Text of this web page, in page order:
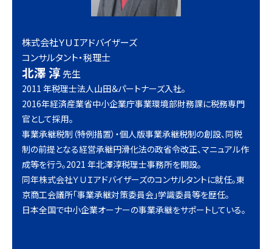
株式会社ＹＵＩアドバイザーズ
コンサルタント・税理士
北澤 淳 先生
2011 年税理士法人山田＆パートナーズ入社。
2016年経済産業省中小企業庁事業環境部財務課に税務専門
官として採用。
事業承継税制（特例措置）・個人版事業承継税制の創設、同税
制の前提となる経営承継円滑化法の政省令改正、マニュアル作
成等を行う。2021 年北澤淳税理士事務所を開設。
同年株式会社ＹＵＩアドバイザーズのコンサルタントに就任。東
京商工会議所「事業承継対策委員会」学識委員等を歴任。
日本全国で中小企業オーナーの事業承継をサポートしている。